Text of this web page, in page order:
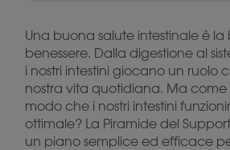
Una buona salute intestinale è la
benessere. Dalla digestione al
i nostri intestini giocano un ruolo
nostra vita quotidiana. Ma come
modo che i nostri intestini
ottimale? La Piramide del
un piano semplice ed efficace